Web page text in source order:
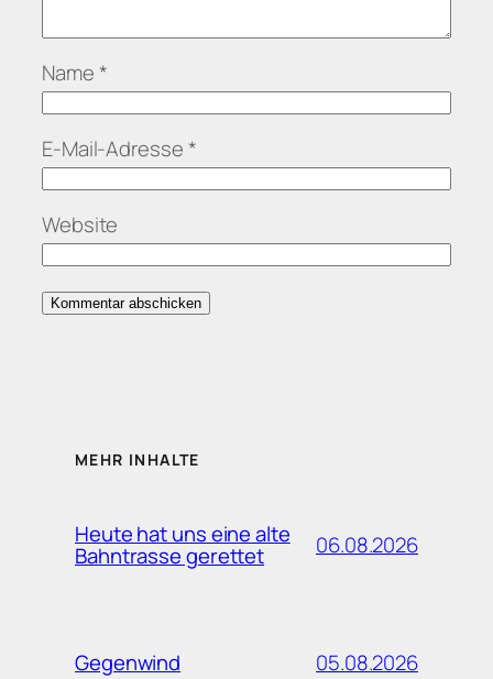
Name *
E-Mail-Adresse *
Website
MEHR INHALTE
Heute hat uns eine alte
Bahntrasse gerettet 06.08.2026
Gegenwind 05.08.2026